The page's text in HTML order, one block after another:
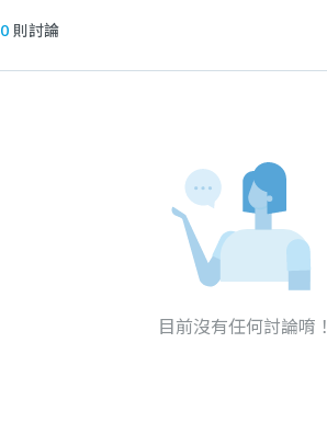
0 則討論
目前沒有任何討論唷！